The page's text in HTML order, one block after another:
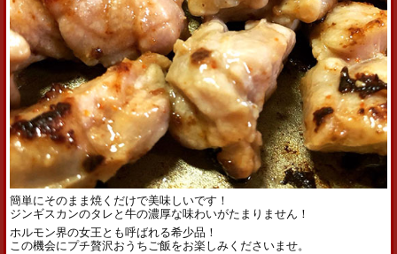
簡単にそのまま焼くだけで美味しいです！
ジンギスカンのタレと牛の濃厚な味わいがたまりません！
ホルモン界の女王とも呼ばれる希少品！
この機会にプチ贅沢おうちご飯をお楽しみくださいませ。